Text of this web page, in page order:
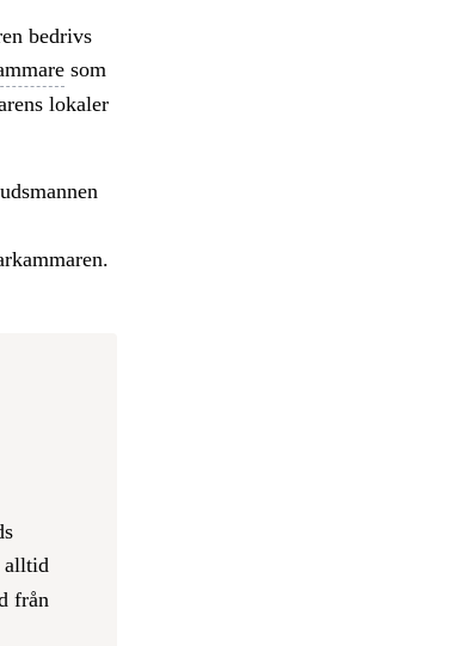
bedrivs
som
lokaler
alltid
från